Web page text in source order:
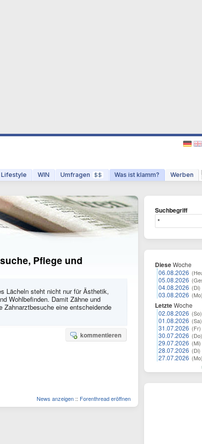
Lifestyle WIN Umfragen $$ Was ist klamm? Werben
Pflege und
Lächeln steht nicht nur für Ästhetik,
Wohlbefinden. Damit Zähne und
eine entscheidende
kommentieren
News anzeigen :: Forenthread eröffnen
Suchbegriff
DieseWoche
06.08.2026
05.08.2026
04.08.2026 (Di)
03.08.2026 (Mo)
LetzteWoche
02.08.2026 (So)
01.08.2026 (Sa)
31.07.2026 (Fr)
30.07.2026 (Do)
29.07.2026 (Mi)
28.07.2026 (Di)
27.07.2026 (Mo)